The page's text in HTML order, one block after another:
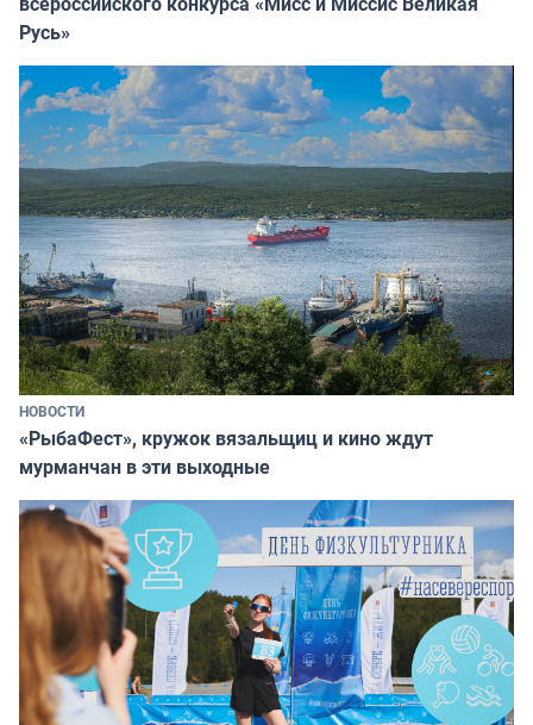
Русь»
НОВОСТИ
«РыбаФест», кружок вязальщиц и кино ждут
мурманчан в эти выходные